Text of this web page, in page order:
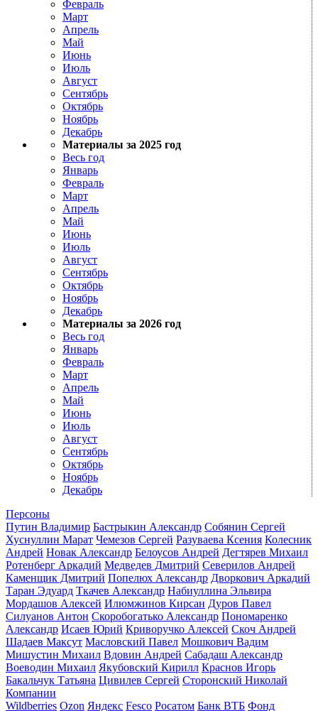
Февраль
Март
Апрель
Май
Июнь
Июль
Август
Сентябрь
Октябрь
Ноябрь
Декабрь
Материалы за 2025 год
Весь год
Январь
Февраль
Март
Апрель
Май
Июнь
Июль
Август
Сентябрь
Октябрь
Ноябрь
Декабрь
Материалы за 2026 год
Весь год
Январь
Февраль
Март
Апрель
Май
Июнь
Июль
Август
Сентябрь
Октябрь
Ноябрь
Декабрь
Персоны
Путин Владимир Бастрыкин Александр Собянин Сергей
Хуснуллин Марат Чемезов Сергей Разуваева Ксения Колесник
Андрей Новак Александр Белоусов Андрей Дегтярев Михаил
Ротенберг Аркадий Медведев Дмитрий Северилов Андрей
Каменщик Дмитрий Попелюх Александр Дворкович Аркадий
Таран Эдуард Ткачев Александр Набиуллина Эльвира
Мордашов Алексей Илюмжинов Кирсан Дуров Павел
Силуанов Антон Скоробогатько Александр Пономаренко
Александр Исаев Юрий Криворучко Алексей Скоч Андрей
Шадаев Максут Масловский Павел Мошкович Вадим
Мишустин Михаил Вдовин Андрей Сабадаш Александр
Воеводин Михаил Якубовский Кирилл Краснов Игорь
Бакальчук Татьяна Цивилев Сергей Сторонский Николай
Компании
Wildberries Ozon Яндекс Fesco Росатом Банк ВТБ Фонд